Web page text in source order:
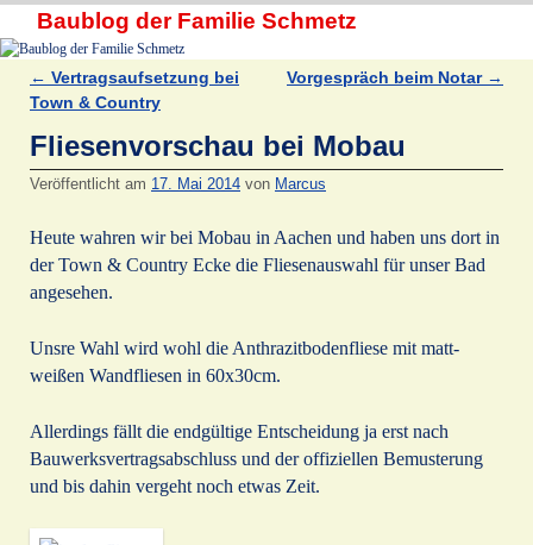
Baublog der Familie Schmetz
Artikelnavigation
← Vertragsaufsetzung bei
Town & Country
Vorgespräch beim Notar →
Fliesenvorschau bei Mobau
Veröffentlicht am 17. Mai 2014 von Marcus
Heute wahren wir bei Mobau in Aachen und haben uns dort in
der Town & Country Ecke die Fliesenauswahl für unser Bad
angesehen.
Unsre Wahl wird wohl die Anthrazitbodenfliese mit matt-
weißen Wandfliesen in 60x30cm.
Allerdings fällt die endgültige Entscheidung ja erst nach
Bauwerksvertragsabschluss und der offiziellen Bemusterung
und bis dahin vergeht noch etwas Zeit.